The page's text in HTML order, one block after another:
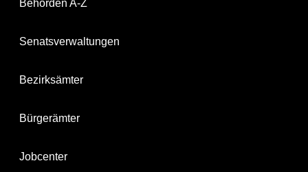
Behörden A-Z
Senatsverwaltungen
Bezirksämter
Bürgerämter
Jobcenter